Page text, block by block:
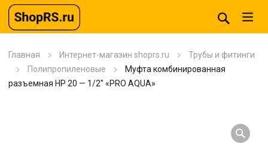
Главная Интернет-магазин shoprs.ru
Трубы и фитинги
Полипропиленовые
Муфта комбинированная
разъемная HP 20 — 1/2″ «PRO AQUA»